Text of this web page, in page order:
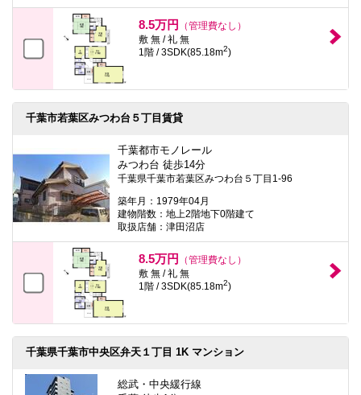
8.5万円
（管理費なし）
敷 無 / 礼 無
1階 / 3SDK(85.18m2)
千葉市若葉区みつわ台５丁目賃貸
千葉都市モノレール
みつわ台 徒歩14分
千葉県千葉市若葉区みつわ台５丁目1-96
築年月：1979年04月
建物階数：地上2階地下0階建て
取扱店舗：津田沼店
8.5万円
（管理費なし）
敷 無 / 礼 無
1階 / 3SDK(85.18m2)
千葉県千葉市中央区弁天１丁目 1K マンション
総武・中央緩行線